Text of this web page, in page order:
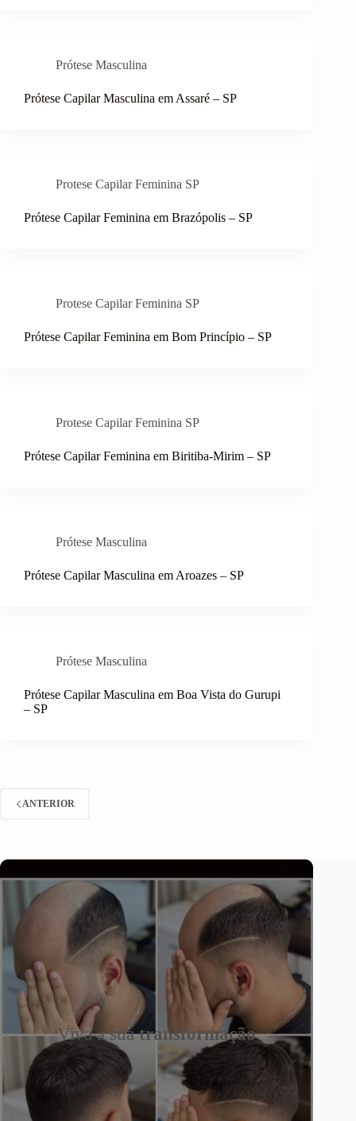
Prótese Masculina
Prótese Capilar Masculina em Assaré – SP
Protese Capilar Feminina SP
Prótese Capilar Feminina em Brazópolis – SP
Protese Capilar Feminina SP
Prótese Capilar Feminina em Bom Princípio – SP
Protese Capilar Feminina SP
Prótese Capilar Feminina em Biritiba-Mirim – SP
Prótese Masculina
Prótese Capilar Masculina em Aroazes – SP
Prótese Masculina
Prótese Capilar Masculina em Boa Vista do Gurupi
– SP
ANTERIOR
Viva a suatransformação